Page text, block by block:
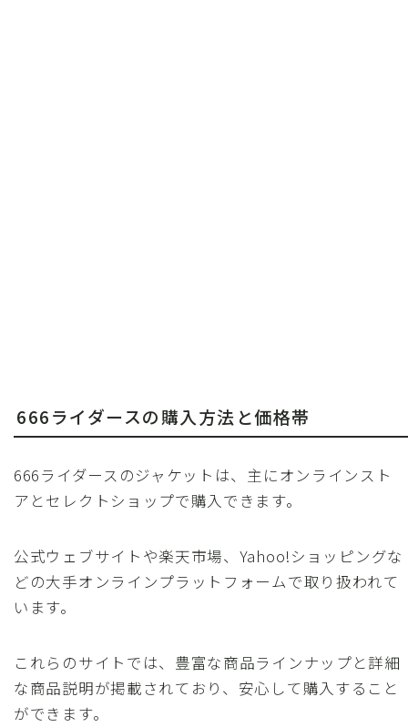
666ライダースの購入方法と価格帯
666ライダースのジャケットは、主にオンラインスト
アとセレクトショップで購入できます。
公式ウェブサイトや楽天市場、Yahoo!ショッピングな
どの大手オンラインプラットフォームで取り扱われて
います。
これらのサイトでは、豊富な商品ラインナップと詳細
な商品説明が掲載されており、安心して購入すること
ができます。